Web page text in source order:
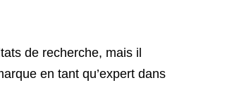
de recherche, mais il
en tant qu’expert dans